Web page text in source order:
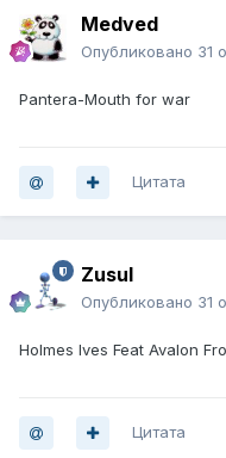
Medved
Опубликовано 31
Pantera-Mouth for war
Цитата
Zusul
Опубликовано 31
Holmes Ives Feat Avalon
Цитата